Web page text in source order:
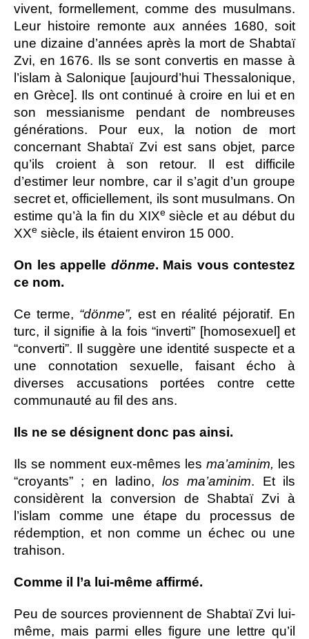
vivent, formellement, comme des musulmans.
Leur histoire remonte aux années 1680, soit
une dizaine d’années après la mort de Shabtaï
Zvi, en 1676. Ils se sont convertis en masse à
l’islam à Salonique [aujourd’hui Thessalonique,
en Grèce]. Ils ont continué à croire en lui et en
son messianisme pendant de nombreuses
générations. Pour eux, la notion de mort
concernant Shabtaï Zvi est sans objet, parce
qu’ils croient à son retour. Il est difficile
d’estimer leur nombre, car il s’agit d’un groupe
secret et, officiellement, ils sont musulmans. On
estime qu’à la fin du XIXesiècle et au début du
XXe siècle, ils étaient environ 15 000.
On les appelle dönme. Mais vous contestez
ce nom.
Ce terme, “dönme”, est en réalité péjoratif. En
turc, il signifie à la fois “inverti” [homosexuel] et
“converti”. Il suggère une identité suspecte et a
une connotation sexuelle, faisant écho à
diverses accusations portées contre cette
communauté au fil des ans.
Ils ne se désignent donc pas ainsi.
Ils se nomment eux-mêmes les ma’aminim, les
“croyants” ; en ladino,los ma’aminim. Et ils
considèrent la conversion de Shabtaï Zvi à
l’islam comme une étape du processus de
rédemption, et non comme un échec ou une
trahison.
Comme il l’a lui-même affirmé.
Peu de sources proviennent de Shabtaï Zvi lui-
même, mais parmi elles figure une lettre qu’il